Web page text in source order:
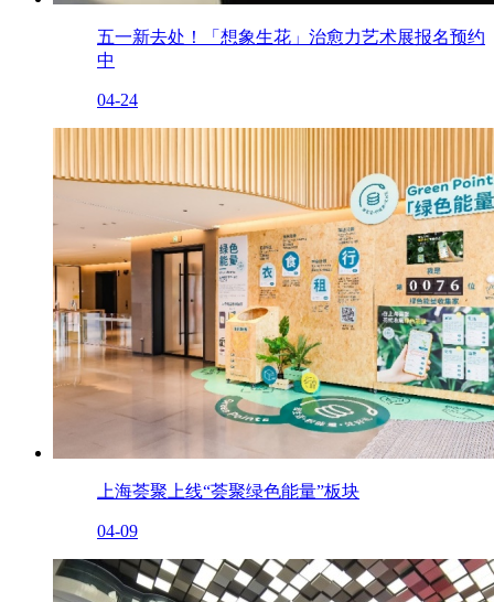
五一新去处！「想象生花」治愈力艺术展报名预约
中
04-24
上海荟聚上线“荟聚绿色能量”板块
04-09